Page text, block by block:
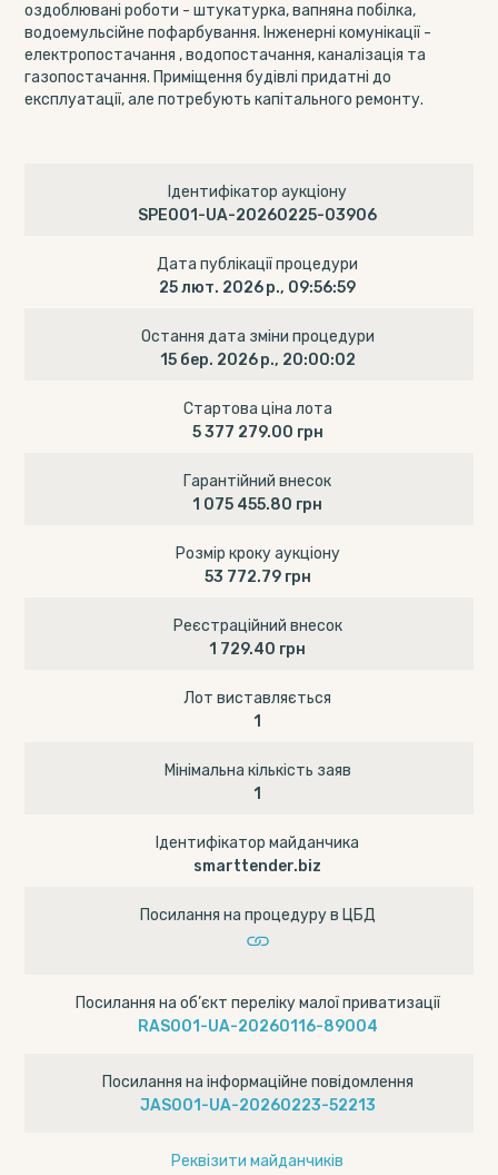
оздоблювані роботи - штукатурка, вапняна побілка,
водоемульсійне пофарбування. Інженерні комунікації -
електропостачання , водопостачання, каналізація та
газопостачання. Приміщення будівлі придатні до
експлуатації, але потребують капітального ремонту.
Ідентифікатор аукціону
SPE001-UA-20260225-03906
Дата публікації процедури
25 лют. 2026 р., 09:56:59
Остання дата зміни процедури
15 бер. 2026 р., 20:00:02
Стартова ціна лота
5 377 279.00 грн
Гарантійний внесок
1 075 455.80 грн
Розмір кроку аукціону
53 772.79 грн
Реєстраційний внесок
1 729.40 грн
Лот виставляється
1
Мінімальна кількість заяв
1
Ідентифікатор майданчика
smarttender.biz
Посилання на процедуру в ЦБД
Посилання на об’єкт переліку малої приватизації
RAS001-UA-20260116-89004
Посилання на інформаційне повідомлення
JAS001-UA-20260223-52213
Реквізити майданчиків